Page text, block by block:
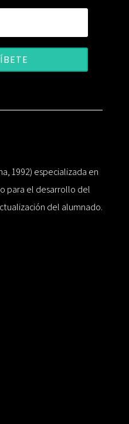
1992) especializada en
para el desarrollo del
del alumnado.